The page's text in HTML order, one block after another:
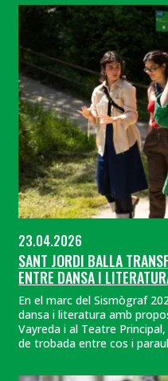
23.04.2026
SANT JORDI BALLA
ENTRE DANSA I
En el marc del Sismògraf
dansa i literatura amb
Vayreda i al Teatre
de trobada entre cos i